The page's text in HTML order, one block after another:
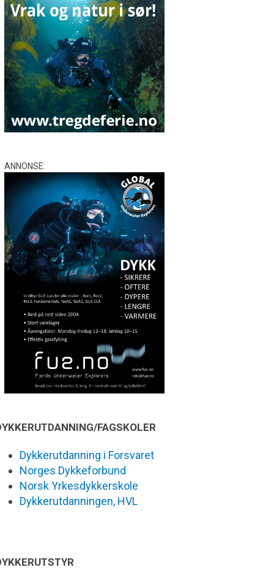
ANNONSE:
FAGSKOLER
Dykkerutdanning i Forsvaret
Norges Dykkeforbund
Norsk Yrkesdykkerskole
Dykkerutdanningen, HVL